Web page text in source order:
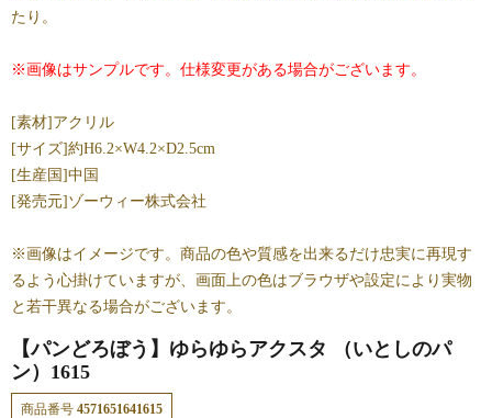
たり。
※画像はサンプルです。仕様変更がある場合がございます。
[素材]アクリル
[サイズ]約H6.2×W4.2×D2.5cm
[生産国]中国
[発売元]ゾーウィー株式会社
※画像はイメージです。商品の色や質感を出来るだけ忠実に再現す
るよう心掛けていますが、画面上の色はブラウザや設定により実物
と若干異なる場合がございます。
【パンどろぼう】ゆらゆらアクスタ （いとしのパ
ン）1615
商品番号 4571651641615